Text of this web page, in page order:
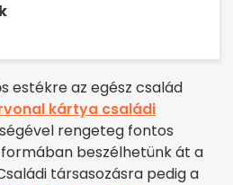
estékre az egész család
kártya családi
rengeteg fontos
beszélhetünk át a
társasozásra pedig a